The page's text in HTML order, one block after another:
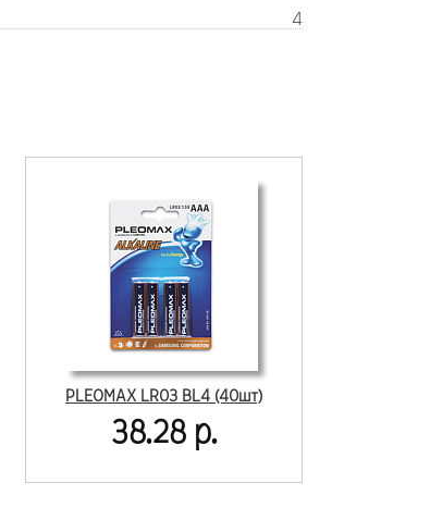
4
PLEOMAX LR03 BL4 (40шт)
38.28 р.